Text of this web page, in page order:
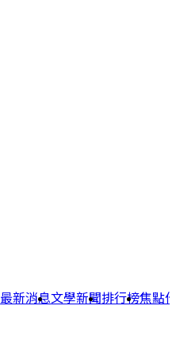
最新消息文學新聞排行榜焦點